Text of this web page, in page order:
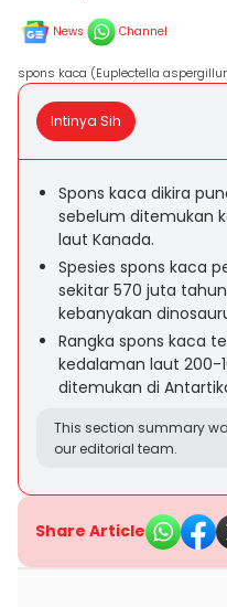
News Channel
spons kaca (Euplectella
Intinya Sih
Spons kaca dikira
sebelum ditemukan
laut Kanada.
Spesies spons kaca
sekitar 570 juta
kebanyakan
Rangka spons kaca
kedalaman laut 200-
ditemukan di
This section summary
our editorial team.
Share Article